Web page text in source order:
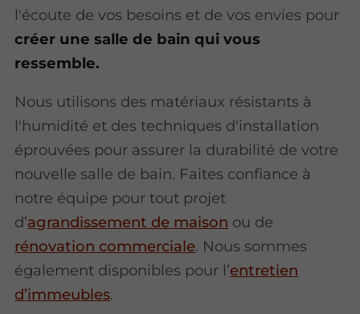
l'écoute de vos besoins et de vos envies pour
créer une salle de bain qui vous
ressemble.
Nous utilisons des matériaux résistants à
l'humidité et des techniques d'installation
éprouvées pour assurer la durabilité de votre
nouvelle salle de bain. Faites confiance à
notre équipe pour tout projet
d’agrandissement de maison ou de
rénovation commerciale. Nous sommes
également disponibles pour l’entretien
d’immeubles.